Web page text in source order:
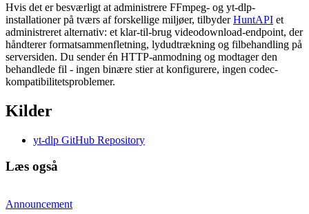
Hvis det er besværligt at administrere FFmpeg- og yt-dlp-
installationer på tværs af forskellige miljøer, tilbyderHuntAPI et
administreret alternativ: et klar-til-brug videodownload-endpoint, der
håndterer formatsammenfletning, lydudtrækning og filbehandling på
serversiden. Du sender én HTTP-anmodning og modtager den
behandlede fil - ingen binære stier at konfigurere, ingen codec-
kompatibilitetsproblemer.
Kilder
yt-dlp GitHub Repository
Læs også
Announcement